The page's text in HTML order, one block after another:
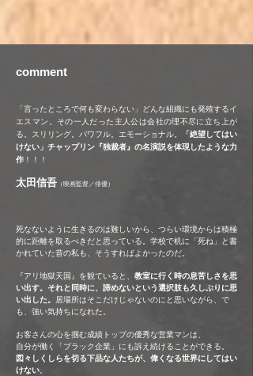
comment
死なないように生きるのは難しいから、つらい環境からは積極
的に距離を取るべきだと思っている。学校で机に「死ね」と書
かれていた昔の私も、そうすればよかったのだ。
『アリ地獄天国』を観ていると、 教室に行く時の息苦しさを思
い出す。それと同時に、諦めないという選択肢も久しぶりに思
い出した。 居場所はそこだけじゃないのにと思いながら、で
も、強い気持ちになれた。
お客さんの心を掴む成績トップの優秀な営業マンは、
自分が働く「ブラック企業」にも訴え続けることができる。
図々しくしらを切る下品な人たちが、偉くなる世界にしてはい
けない。
「言ったところで何も変わらない」どんな組織にも発殖するイ
エスマン。その一人だった主人公は会社の理不尽に立ち上が
る。スリリング。パワフル。エモーショナル。
「絶望してはい
けない」チャップリン『独裁者』の名演説を体現したような力
作 ！！！
太田信吾 （映画監督／俳優）